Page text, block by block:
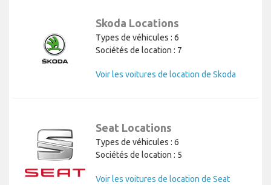
Skoda Locations
Types de véhicules : 6
Sociétés de location : 7
Voir les voitures de location de Skoda
Seat Locations
Types de véhicules : 6
Sociétés de location : 5
Voir les voitures de location de Seat